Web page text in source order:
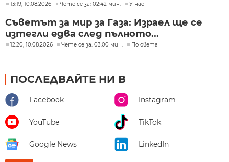
13:19, 10.08.2026 Чете се за: 02:42 мин. У нас
Съветът за мир за Газа: Израел ще се
изтегли едва след пълното...
12:20, 10.08.2026 Чете се за: 03:00 мин. По света
ПОСЛЕДВАЙТЕ НИ В
Facebook Instagram
YouTube TikTok
Google News LinkedIn